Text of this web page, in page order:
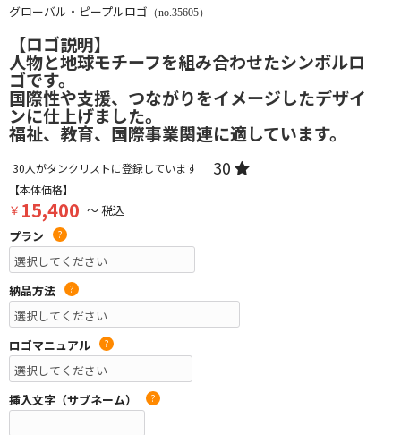
グローバル・ピープルロゴ （no.35605）
【ロゴ説明】
人物と地球モチーフを組み合わせたシンボルロ
ゴです。
国際性や支援、つながりをイメージしたデザイ
ンに仕上げました。
福祉、教育、国際事業関連に適しています。
30人がタンクリストに登録しています 30
【本体価格】
￥ 15,400 ～ 税込
プラン
?
納品方法 ?
ロゴマニュアル ?
挿入文字（サブネーム） ?